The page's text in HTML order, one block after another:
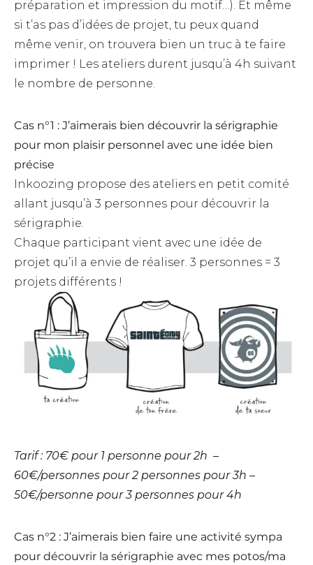
préparation et impression du motif…). Et même
si t’as pas d’idées de projet, tu peux quand
même venir, on trouvera bien un truc à te faire
imprimer ! Les ateliers durent jusqu’à 4h suivant
le nombre de personne.
Cas n°1 : J’aimerais bien découvrir la sérigraphie
pour mon plaisir personnel avec une idée bien
précise
Inkoozing propose des ateliers en petit comité
allant jusqu’à 3 personnes pour découvrir la
sérigraphie.
Chaque participant vient avec une idée de
projet qu’il a envie de réaliser. 3 personnes = 3
projets différents !
Tarif : 70€ pour 1 personne pour 2h –
60€/personnes pour 2 personnes pour 3h –
50€/personne pour 3 personnes pour 4h
Cas n°2 : J’aimerais bien faire une activité sympa
pour découvrir la sérigraphie avec mes potos/ma